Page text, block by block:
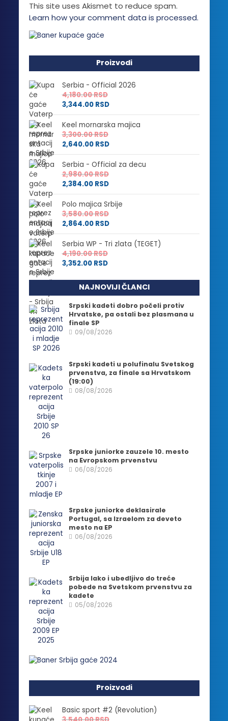
This site uses Akismet to reduce spam.
Learn how your comment data is processed.
Proizvodi
Serbia - Official 2026
4,180.00RSD
3,344.00 RSD
Keel mornarska majica
3,300.00RSD
2,640.00 RSD
Serbia - Official za decu
2,980.00RSD
2,384.00 RSD
Polo majica Srbije
3,580.00RSD
2,864.00 RSD
Serbia WP - Tri zlata (TEGET)
4,190.00RSD
3,352.00 RSD
NAJNOVIJI ČLANCI
Srpski kadeti dobro počeli protiv
Hrvatske, pa ostali bez plasmana u
finale SP
09/08/2026
Srpski kadeti u polufinalu Svetskog
prvenstva, za finale sa Hrvatskom
(19:00)
08/08/2026
Srpske juniorke zauzele 10. mesto
na Evropskom prvenstvu
06/08/2026
Srpske juniorke deklasirale
Portugal, sa Izraelom za deveto
mesto na EP
06/08/2026
Srbija lako i ubedljivo do treće
pobede na Svetskom prvenstvu za
kadete
05/08/2026
Proizvodi
Basic sport #2 (Revolution)